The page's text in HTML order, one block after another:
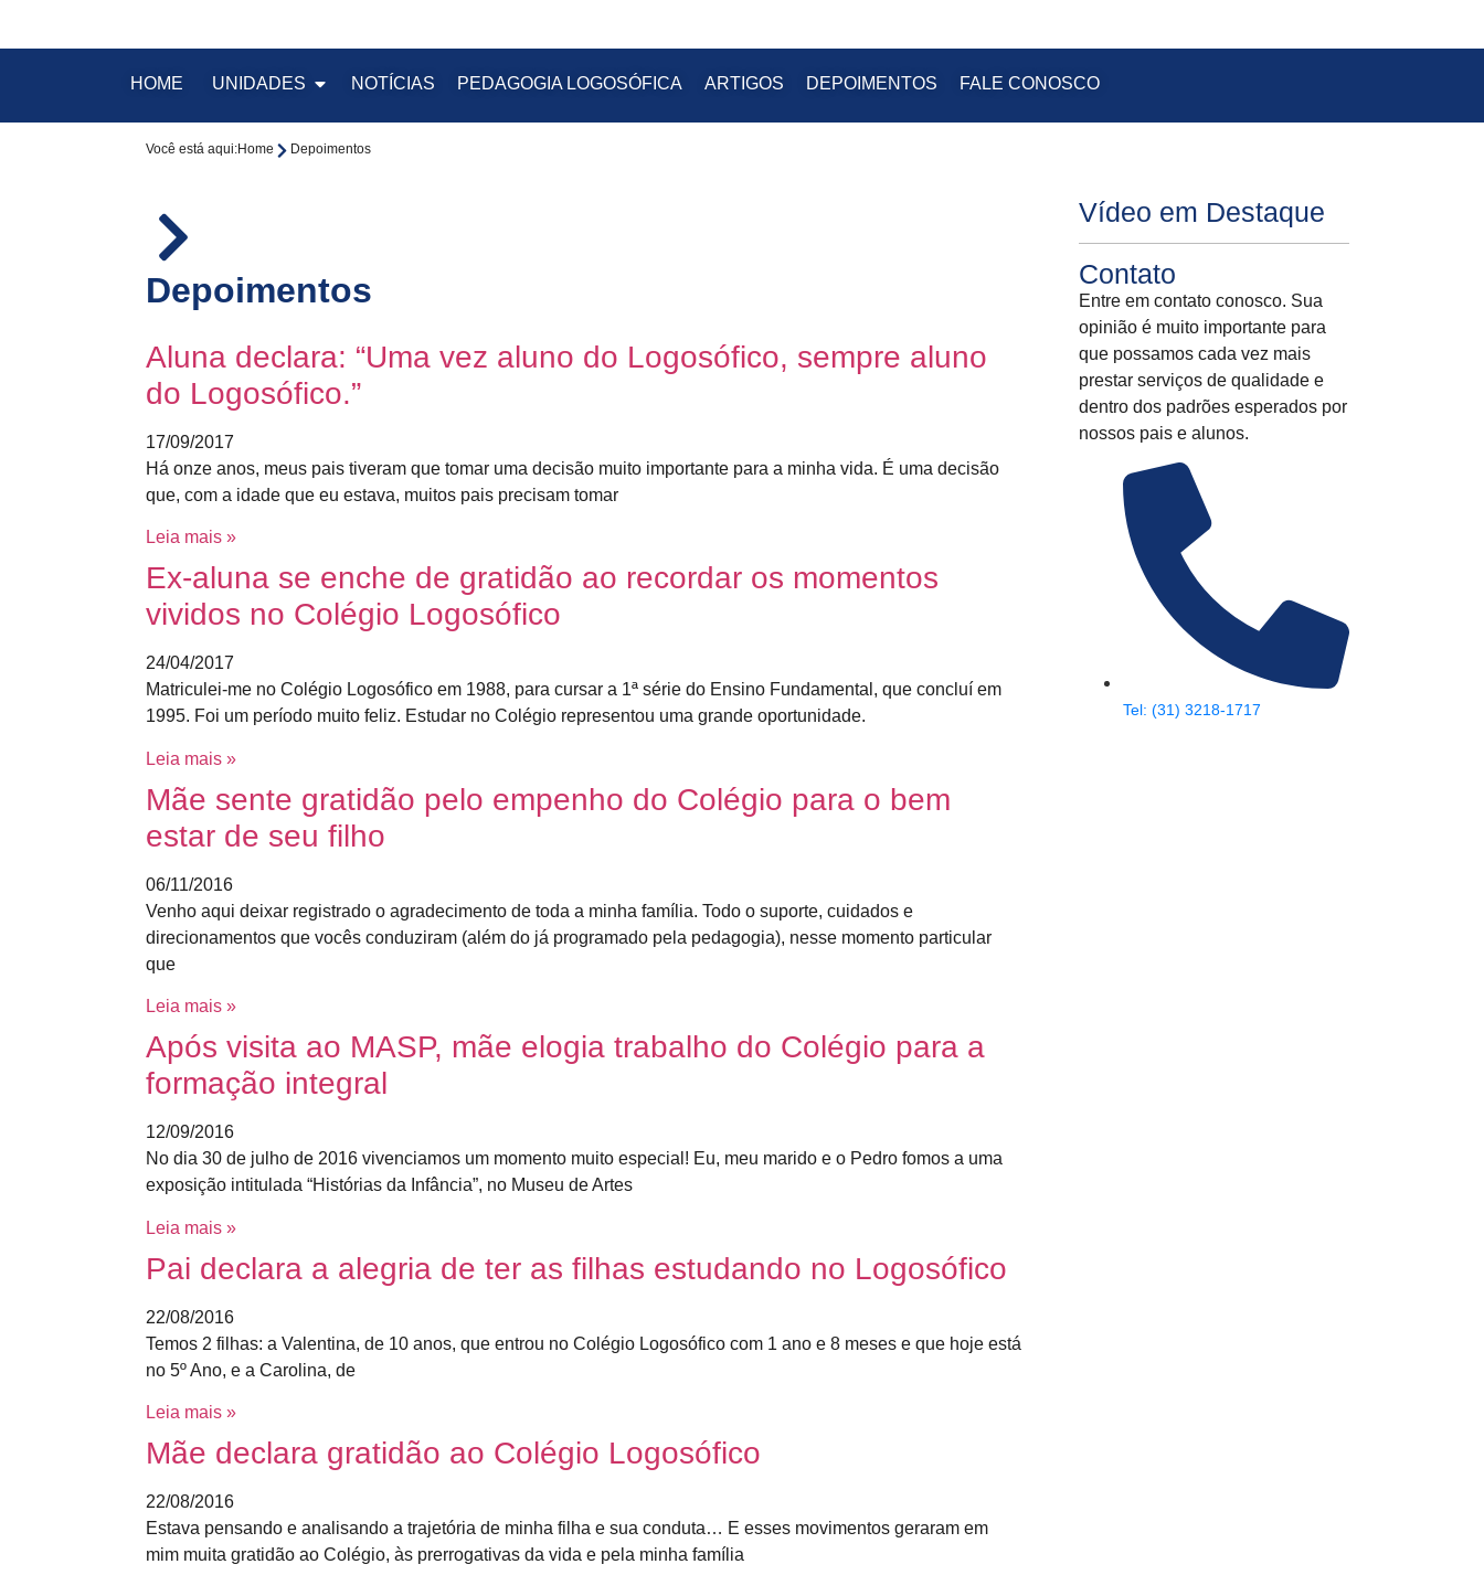
HOME UNIDADES NOTÍCIAS PEDAGOGIA LOGOSÓFICA ARTIGOS DEPOIMENTOS FALE CONOSCO
Você está aqui:Home Depoimentos
Depoimentos
Aluna declara: “Uma vez aluno do Logosófico, sempre aluno
do Logosófico.”
17/09/2017
Há onze anos, meus pais tiveram que tomar uma decisão muito importante para a minha vida. É uma decisão
que, com a idade que eu estava, muitos pais precisam tomar
Leia mais »
Ex-aluna se enche de gratidão ao recordar os momentos
vividos no Colégio Logosófico
24/04/2017
Matriculei-me no Colégio Logosófico em 1988, para cursar a 1ª série do Ensino Fundamental, que concluí em
1995. Foi um período muito feliz. Estudar no Colégio representou uma grande oportunidade.
Leia mais »
Mãe sente gratidão pelo empenho do Colégio para o bem
estar de seu filho
06/11/2016
Venho aqui deixar registrado o agradecimento de toda a minha família. Todo o suporte, cuidados e
direcionamentos que vocês conduziram (além do já programado pela pedagogia), nesse momento particular
que
Leia mais »
Após visita ao MASP, mãe elogia trabalho do Colégio para a
formação integral
12/09/2016
No dia 30 de julho de 2016 vivenciamos um momento muito especial! Eu, meu marido e o Pedro fomos a uma
exposição intitulada “Histórias da Infância”, no Museu de Artes
Leia mais »
Pai declara a alegria de ter as filhas estudando no Logosófico
22/08/2016
Temos 2 filhas: a Valentina, de 10 anos, que entrou no Colégio Logosófico com 1 ano e 8 meses e que hoje está
no 5º Ano, e a Carolina, de
Leia mais »
Mãe declara gratidão ao Colégio Logosófico
22/08/2016
Estava pensando e analisando a trajetória de minha filha e sua conduta… E esses movimentos geraram em
mim muita gratidão ao Colégio, às prerrogativas da vida e pela minha família
Vídeo em Destaque
Contato
Entre em contato conosco. Sua
opinião é muito importante para
que possamos cada vez mais
prestar serviços de qualidade e
dentro dos padrões esperados por
nossos pais e alunos.
Tel: (31) 3218-1717